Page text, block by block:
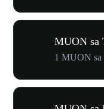
MUON sa
1 MUON sa